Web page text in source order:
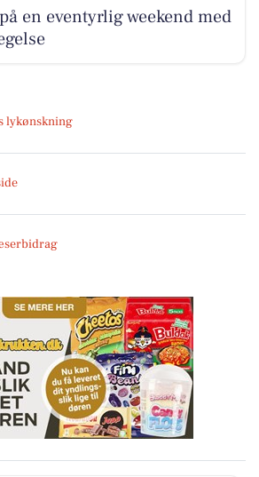
en eventyrlig weekend med
lykønskning